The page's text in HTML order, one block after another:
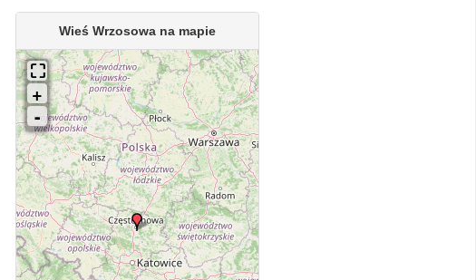
Wieś Wrzosowa na mapie